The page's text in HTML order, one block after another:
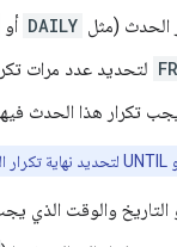
الحدث (مثل DAILY أو
لتحديد عدد مرات
تكرار هذا الحدث
التاريخ والوقت